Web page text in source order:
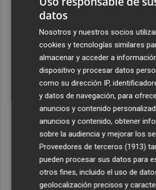
datos
Nosotros y nuestros socios
cookies y tecnologías similares
almacenar y acceder a
dispositivo y procesar datos
como su dirección IP,
y datos de navegación, para
anuncios y contenido
anuncios y contenido, obtener
sobre la audiencia y mejorar los
Proveedores de terceros (1913)
pueden procesar sus datos para
otros fines, incluido el uso de
geolocalización precisos y